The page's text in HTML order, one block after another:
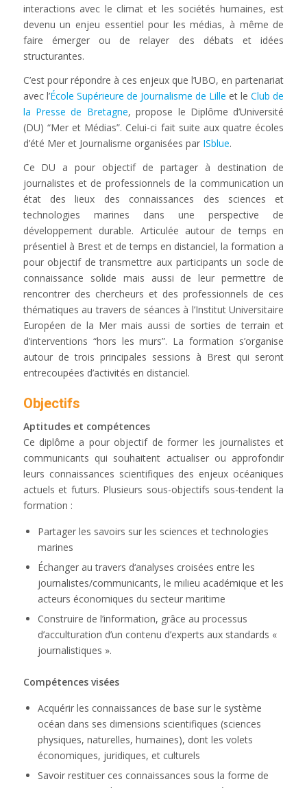
interactions avec le climat et les sociétés humaines, est
devenu un enjeu essentiel pour les médias, à même de
faire émerger ou de relayer des débats et idées
structurantes.
C’est pour répondre à ces enjeux que l’UBO, en partenariat
avec l’École Supérieure de Journalisme de Lille et leClub de
la Presse de Bretagne, propose le Diplôme d’Université
(DU) “Mer et Médias”. Celui-ci fait suite aux quatre écoles
d’été Mer et Journalisme organisées parISblue.
Ce DU a pour objectif de partager à destination de
journalistes et de professionnels de la communication un
état des lieux des connaissances des sciences et
technologies marines dans une perspective de
développement durable. Articulée autour de temps en
présentiel à Brest et de temps en distanciel, la formation a
pour objectif de transmettre aux participants un socle de
connaissance solide mais aussi de leur permettre de
rencontrer des chercheurs et des professionnels de ces
thématiques au travers de séances à l’Institut Universitaire
Européen de la Mer mais aussi de sorties de terrain et
d’interventions “hors les murs”. La formation s’organise
autour de trois principales sessions à Brest qui seront
entrecoupées d’activités en distanciel.
Objectifs
Aptitudes et compétences
Ce diplôme a pour objectif de former les journalistes et
communicants qui souhaitent actualiser ou approfondir
leurs connaissances scientifiques des enjeux océaniques
actuels et futurs. Plusieurs sous-objectifs sous-tendent la
formation :
Partager les savoirs sur les sciences et technologies
marines
Échanger au travers d‘analyses croisées entre les
journalistes/communicants, le milieu académique et les
acteurs économiques du secteur maritime
Construire de l’information, grâce au processus
d’acculturation d’un contenu d’experts aux standards «
journalistiques ».
Compétences visées
Acquérir les connaissances de base sur le système
océan dans ses dimensions scientifiques (sciences
physiques, naturelles, humaines), dont les volets
économiques, juridiques, et culturels
Savoir restituer ces connaissances sous la forme de